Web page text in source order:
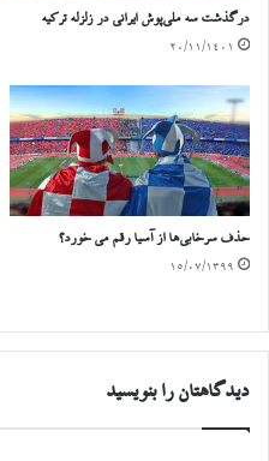
درگذشت سه ملی‌پوش ایرانی در زلزله ترکیه
۲۰/۱۱/۱۴۰۱
حذف سرخابی‌ها از آسیا رقم می خورد؟
۱۵/۰۷/۱۳۹۹
دیدگاهتان را بنویسید